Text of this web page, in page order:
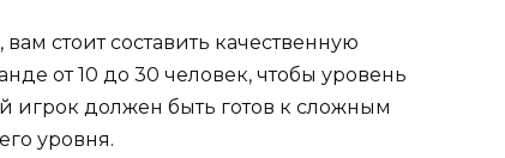
стоит составить качественную
от 10 до 30 человек, чтобы уровень
должен быть готов к сложным
уровня.